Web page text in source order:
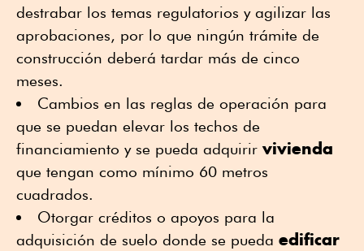
destrabar los temas regulatorios y agilizar las
aprobaciones, por lo que ningún trámite de
construcción deberá tardar más de cinco
meses.
Cambios en las reglas de operación para
que se puedan elevar los techos de
financiamiento y se pueda adquirir vivienda
que tengan como mínimo 60 metros
cuadrados.
Otorgar créditos o apoyos para la
adquisición de suelo donde se pueda edificar